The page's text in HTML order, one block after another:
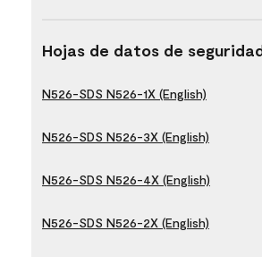
Hojas de datos de
N526-SDS N526-1X (English)
N526-SDS N526-3X (English)
N526-SDS N526-4X (English)
N526-SDS N526-2X (English)